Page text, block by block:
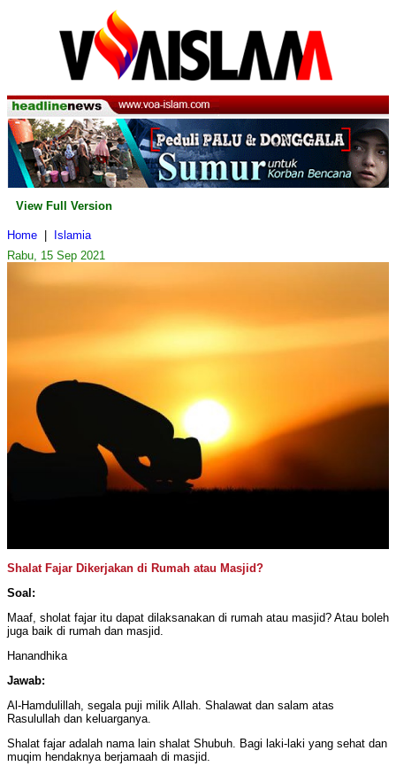
View Full Version
Home
Islamia
Rabu, 15 Sep 2021
Shalat Fajar Dikerjakan di Rumah atau Masjid?
Soal:
Maaf, sholat fajar itu dapat dilaksanakan di rumah atau masjid? Atau boleh
juga baik di rumah dan masjid.
Hanandhika
Jawab:
Al-Hamdulillah, segala puji milik Allah. Shalawat dan salam atas
Rasulullah dan keluarganya.
Shalat fajar adalah nama lain shalat Shubuh. Bagi laki-laki yang sehat dan
muqim hendaknya berjamaah di masjid.